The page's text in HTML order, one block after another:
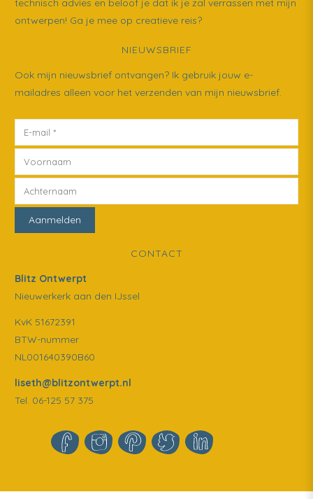
technisch advies en beloof je dat ik je zal verrassen met mijn
ontwerpen! Ga je mee op creatieve reis?
NIEUWSBRIEF
Ook mijn nieuwsbrief ontvangen? Ik gebruik jouw e-
mailadres alleen voor het verzenden van mijn nieuwsbrief.
CONTACT
Blitz Ontwerpt
Nieuwerkerk aan den IJssel
KvK 51672391
BTW-nummer
NL001640390B60
liseth@blitzontwerpt.nl
Tel. 06-125 57 375